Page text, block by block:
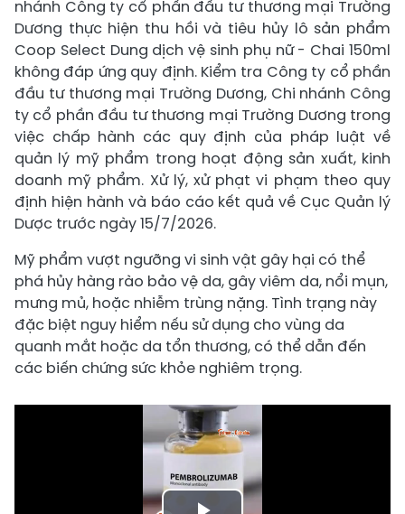
nhánh Công ty cổ phần đầu tư thương mại Trường
Dương thực hiện thu hồi và tiêu hủy lô sản phẩm
Coop Select Dung dịch vệ sinh phụ nữ - Chai 150ml
không đáp ứng quy định. Kiểm tra Công ty cổ phần
đầu tư thương mại Trường Dương, Chi nhánh Công
ty cổ phần đầu tư thương mại Trường Dương trong
việc chấp hành các quy định của pháp luật về
quản lý mỹ phẩm trong hoạt động sản xuất, kinh
doanh mỹ phẩm. Xử lý, xử phạt vi phạm theo quy
định hiện hành và báo cáo kết quả về Cục Quản lý
Dược trước ngày 15/7/2026.
Mỹ phẩm vượt ngưỡng vi sinh vật gây hại có thể
phá hủy hàng rào bảo vệ da, gây viêm da, nổi mụn,
mưng mủ, hoặc nhiễm trùng nặng. Tình trạng này
đặc biệt nguy hiểm nếu sử dụng cho vùng da
quanh mắt hoặc da tổn thương, có thể dẫn đến
các biến chứng sức khỏe nghiêm trọng.